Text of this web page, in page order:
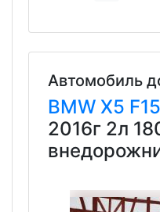
Автомобиль
BMW X5 F15
2016г 2л